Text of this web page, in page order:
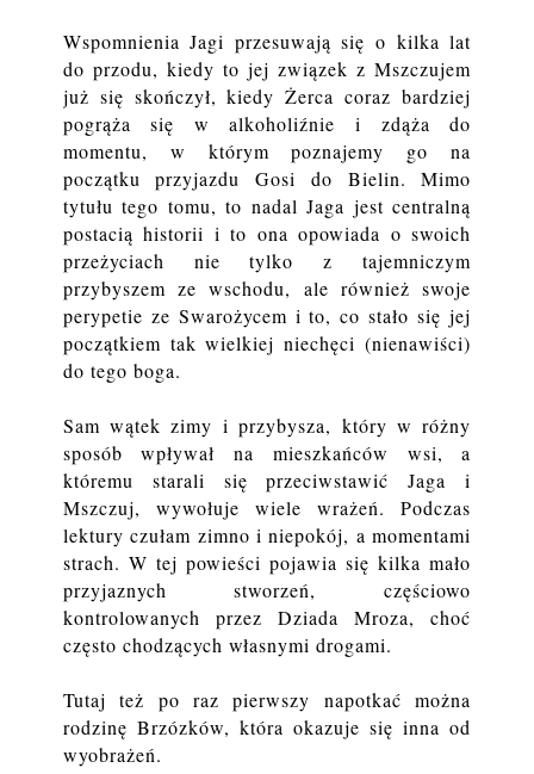
Wspomnienia Jagi przesuwają się o kilka lat
do przodu, kiedy to jej związek z Mszczujem
już się skończył, kiedy Żerca coraz bardziej
pogrąża się w alkoholiźnie i zdąża do
momentu, w którym poznajemy go na
początku przyjazdu Gosi do Bielin. Mimo
tytułu tego tomu, to nadal Jaga jest centralną
postacią historii i to ona opowiada o swoich
przeżyciach nie tylko z tajemniczym
przybyszem ze wschodu, ale również swoje
perypetie ze Swarożycem i to, co stało się jej
początkiem tak wielkiej niechęci (nienawiści)
do tego boga.
Sam wątek zimy i przybysza, który w różny
sposób wpływał na mieszkańców wsi, a
któremu starali się przeciwstawić Jaga i
Mszczuj, wywołuje wiele wrażeń. Podczas
lektury czułam zimno i niepokój, a momentami
strach. W tej powieści pojawia się kilka mało
przyjaznych stworzeń, częściowo
kontrolowanych przez Dziada Mroza, choć
często chodzących własnymi drogami.
Tutaj też po raz pierwszy napotkać można
rodzinę Brzózków, która okazuje się inna od
wyobrażeń.